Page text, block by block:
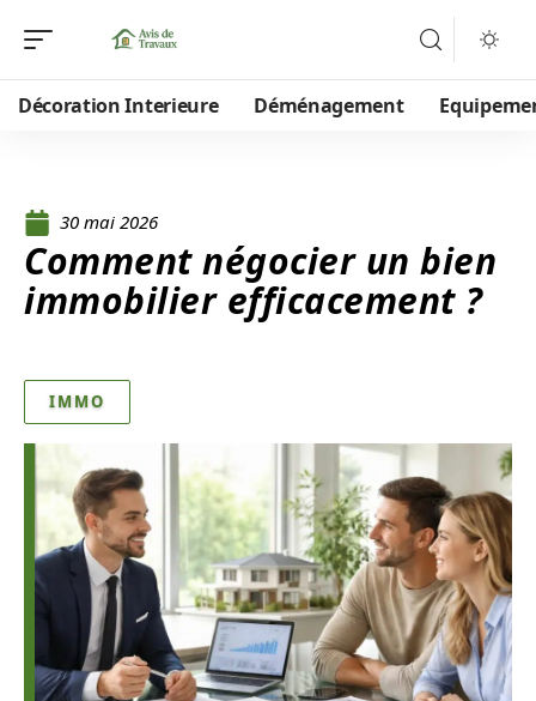
Décoration Interieure Déménagement
30 mai 2026
Comment négocier un bien
immobilier efficacement ?
IMMO